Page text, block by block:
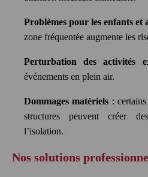
Problèmes pour les enfants et
zone fréquentée augmente les
Perturbation des activités
événements en plein air.
Dommages matériels :
structures peuvent créer
l’isolation.
Nos solutions